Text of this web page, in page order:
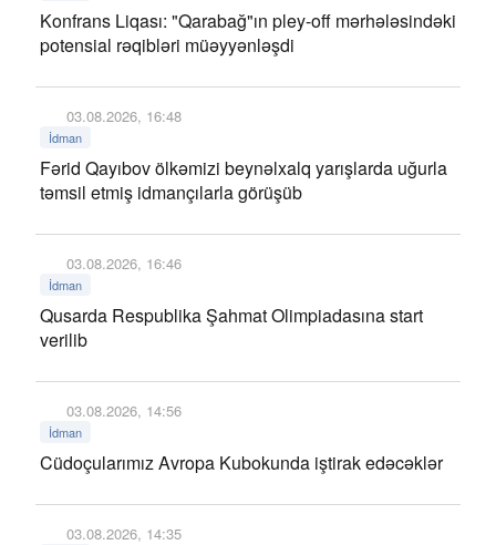
Konfrans Liqası: "Qarabağ"ın pley-off mərhələsindəki
potensial rəqibləri müəyyənləşdi
03.08.2026, 16:48
İdman
Fərid Qayıbov ölkəmizi beynəlxalq yarışlarda uğurla
təmsil etmiş idmançılarla görüşüb
03.08.2026, 16:46
İdman
Qusarda Respublika Şahmat Olimpiadasına start
verilib
03.08.2026, 14:56
İdman
Cüdoçularımız Avropa Kubokunda iştirak edəcəklər
03.08.2026, 14:35